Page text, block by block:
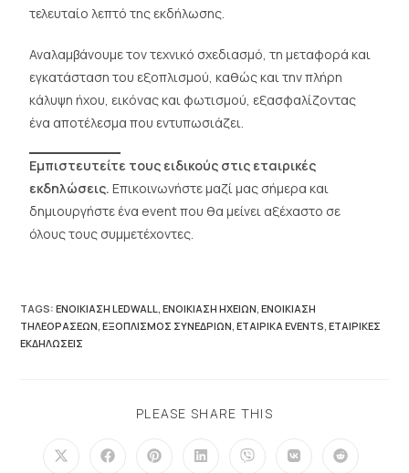
τελευταίο λεπτό της εκδήλωσης.
Αναλαμβάνουμε τον τεχνικό σχεδιασμό, τη μεταφορά και
εγκατάσταση του εξοπλισμού, καθώς και την πλήρη
κάλυψη ήχου, εικόνας και φωτισμού, εξασφαλίζοντας
ένα αποτέλεσμα που εντυπωσιάζει.
Εμπιστευτείτε τους ειδικούς στις εταιρικές
εκδηλώσεις. Επικοινωνήστε μαζί μας σήμερα και
δημιουργήστε ένα event που θα μείνει αξέχαστο σε
όλους τους συμμετέχοντες.
TAGS:ΕΝΟΙΚΊΑΣΗ LEDWALL ΕΝΟΙΚΊΑΣΗ ΗΧΕΊΩΝ ΕΝΟΙΚΊΑΣΗ
ΤΗΛΕΟΡΆΣΕΩΝ ΕΞΟΠΛΙΣΜΌΣ ΣΥΝΕΔΡΊΩΝ ΕΤΑΙΡΙΚΆ EVENTS ΕΤΑΙΡΙΚΈΣ
ΕΚΔΗΛΏΣΕΙΣ
PLEASE SHARE THIS